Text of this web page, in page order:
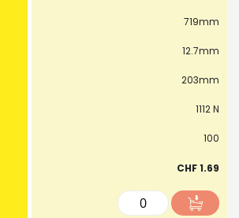
719mm
12.7mm
203mm
1112 N
100
CHF 1.69